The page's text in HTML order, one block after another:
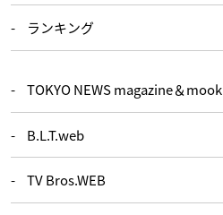
ランキング
TOKYO NEWS magazine＆mook
B.L.T.web
TV Bros.WEB